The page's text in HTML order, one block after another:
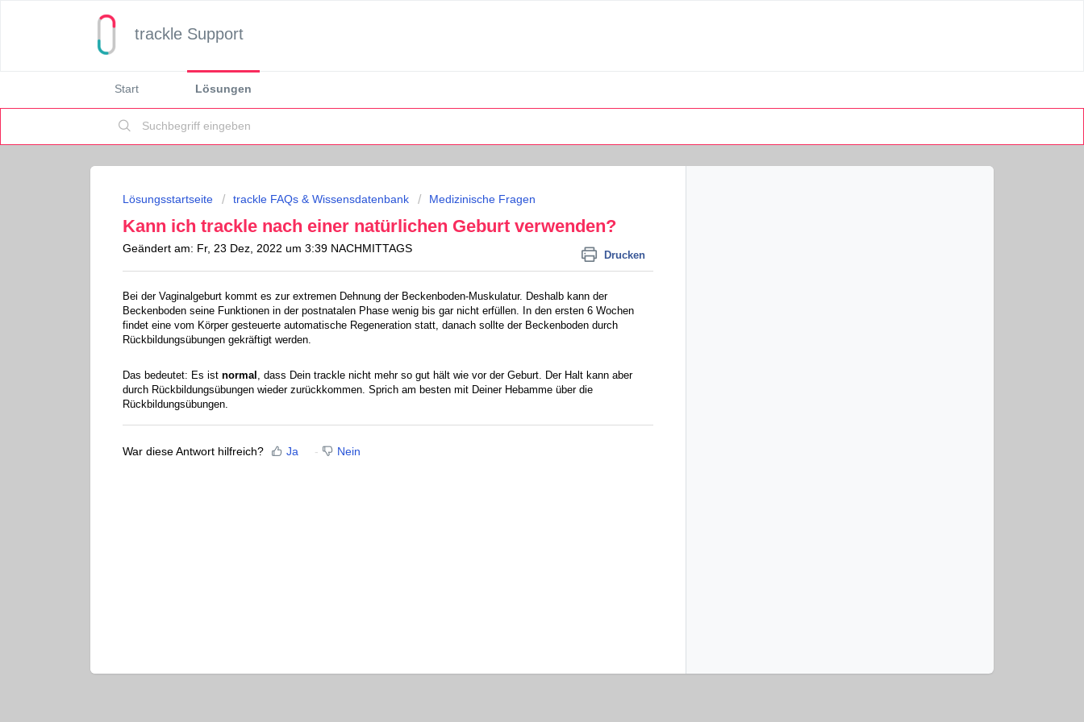
trackle Support
Start Lösungen
Lösungsstartseite trackle FAQs & Wissensdatenbank Medizinische Fragen
Kann ich trackle nach einer natürlichen Geburt verwenden?
Drucken
Geändert am: Fr, 23 Dez, 2022 um 3:39 NACHMITTAGS
Bei der Vaginalgeburt kommt es zur extremen Dehnung der Beckenboden-Muskulatur. Deshalb kann der
Beckenboden seine Funktionen in der postnatalen Phase wenig bis gar nicht erfüllen. In den ersten 6 Wochen
findet eine vom Körper gesteuerte automatische Regeneration statt, danach sollte der Beckenboden durch
Rückbildungsübungen gekräftigt werden.
Das bedeutet: Es ist normal , dass Dein trackle nicht mehr so gut hält wie vor der Geburt. Der Halt kann aber
durch Rückbildungsübungen wieder zurückkommen. Sprich am besten mit Deiner Hebamme über die
Rückbildungsübungen.
War diese Antwort hilfreich? Ja Nein